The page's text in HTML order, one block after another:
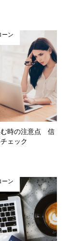
ーン
む時の注意点 信
ェック
ーン